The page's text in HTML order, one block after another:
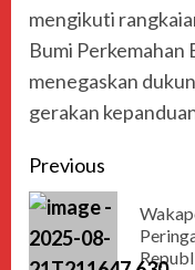
mengikuti
Bumi Perkemahan
menegaskan
gerakan
Previous